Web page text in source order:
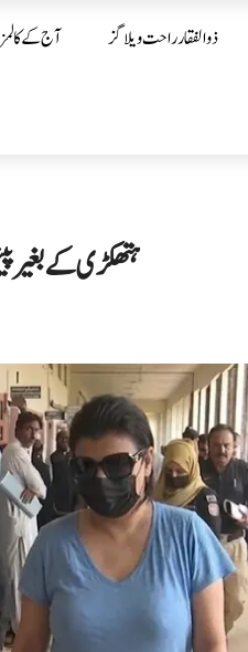
آج کے کالمز ذوالفقار راحت ویلاگز
ہتھکڑی کے بغیر